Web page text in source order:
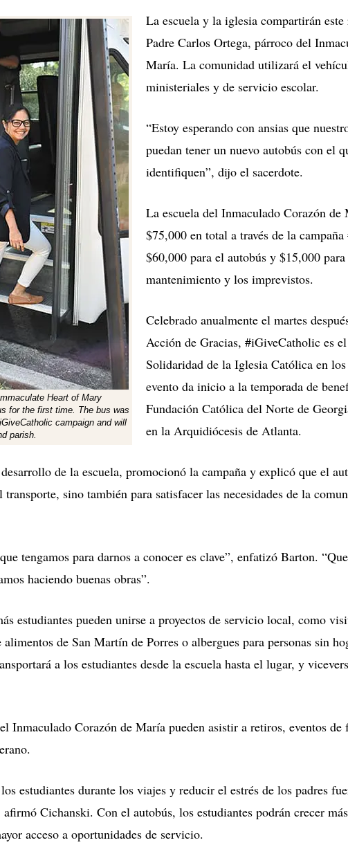
Heart of Mary
for the first time. The bus was
campaign and will
parish.
La escuela y la iglesia compartirán
Padre Carlos Ortega, párroco del
María. La comunidad utilizará el
ministeriales y de servicio escolar.
“Estoy esperando con ansias que
puedan tener un nuevo autobús con el
identifiquen”, dijo el sacerdote.
La escuela del Inmaculado Corazón de
$75,000 en total a través de la
$60,000 para el autobús y $15,000
mantenimiento y los imprevistos.
Celebrado anualmente el martes
Acción de Gracias, #iGiveCatholic es
Solidaridad de la Iglesia Católica en
evento da inicio a la temporada de
Fundación Católica del Norte de
en la Arquidiócesis de Atlanta.
de la escuela, promocionó la campaña y explicó que el
transporte, sino también para satisfacer las necesidades de la
tengamos para darnos a conocer es clave”, enfatizó Barton.
haciendo buenas obras”.
estudiantes pueden unirse a proyectos de servicio local, como
alimentos de San Martín de Porres o albergues para personas sin
a los estudiantes desde la escuela hasta el lugar, y
Inmaculado Corazón de María pueden asistir a retiros, eventos de
estudiantes durante los viajes y reducir el estrés de los padres
Cichanski. Con el autobús, los estudiantes podrán crecer
acceso a oportunidades de servicio.